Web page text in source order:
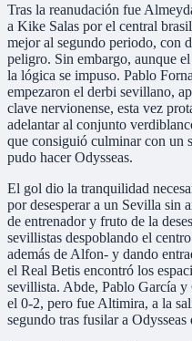
Tras la reanudación fue
a Kike Salas por el central
mejor al segundo periodo, con
peligro. Sin embargo, aunque
la lógica se impuso. Pablo
empezaron el derbi sevillano,
clave nervionense, esta vez
adelantar al conjunto
que consiguió culminar con un
pudo hacer Odysseas.
El gol dio la tranquilidad
por desesperar a un Sevilla sin
de entrenador y fruto de la
sevillistas despoblando el
además de Alfon- y dando
el Real Betis encontró los
sevillista. Abde, Pablo García
el 0-2, pero fue Altimira, a la
segundo tras fusilar a